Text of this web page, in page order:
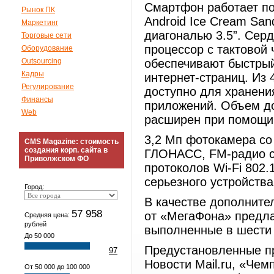
Рынок ПК
Маркетинг
Торговые сети
Оборудование
Outsourcing
Кадры
Регулирование
Финансы
Web
CMS Magazine: стоимость
создания корп. сайта в
Приволжском ФО
Город:
Средняя цена: 57 958
рублей
До 50 000
97
От 50 000 до 100 000
Смартфон работает
Android Ice Cream
диагональю 3.5”.
процессор с
обеспечивают
интернет-страниц. Из
доступно для
приложений. Объем
расширен при
3,2 Мп фотокамера
ГЛОНАСС, FM-радио с
протоколов Wi-Fi
серьезного
В качестве
от «МегаФона»
выполненные в шести
Предустановленные
Новости Mail.ru,